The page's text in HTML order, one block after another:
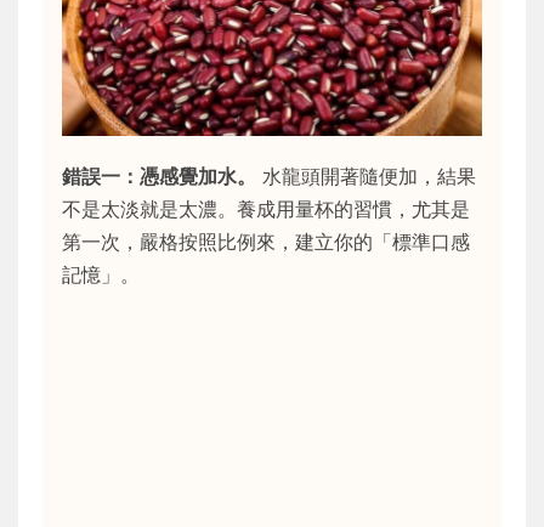
錯誤一：憑感覺加水。
水龍頭開著隨便加，結果
不是太淡就是太濃。養成用量杯的習慣，尤其是
第一次，嚴格按照比例來，建立你的「標準口感
記憶」。